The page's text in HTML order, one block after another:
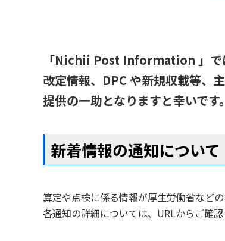
「Nichii Post Information 」で
改定情報、DPC や新規収載等、
提供の一助となりますと幸いです。
新着情報の通知について
算定や点検に係る情報が厚生労働省など
各通知の詳細については、URLからご確認